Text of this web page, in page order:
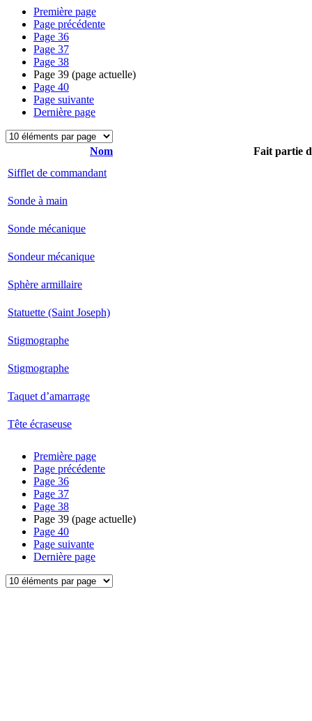
Première page
Page précédente
Page 36
Page 37
Page 38
Page 39 (page actuelle)
Page 40
Page suivante
Dernière page
Nom
Fait partie
Sifflet de commandant
Sonde à main
Sonde mécanique
Sondeur mécanique
Sphère armillaire
Statuette (Saint Joseph)
Stigmographe
Stigmographe
Taquet d’amarrage
Tête écraseuse
Première page
Page précédente
Page 36
Page 37
Page 38
Page 39 (page actuelle)
Page 40
Page suivante
Dernière page